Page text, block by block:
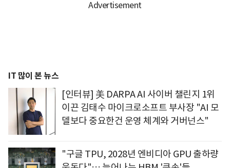
IT 많이 본 뉴스
[인터뷰] 美 DARPA AI 사이버 챌린지 1위
이끈 김태수 마이크로소프트 부사장 "AI 모
델보다 중요한건 운영 체계와 거버넌스"
"구글 TPU, 2028년 엔비디아 GPU 출하량